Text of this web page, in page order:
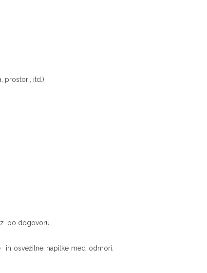
prostori, itd.)
po dogovoru.
in osvežilne napitke med odmori.